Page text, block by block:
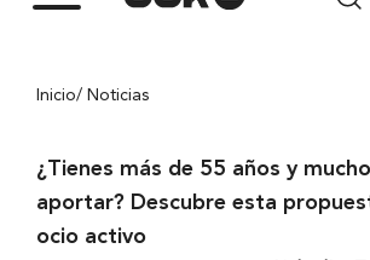
Inicio/ Noticias
¿Tienes más de 55 años y
aportar? Descubre esta
ocio activo